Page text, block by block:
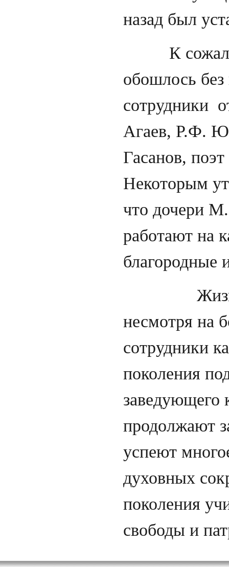
назад был
К
обошлось
сотрудники
Агаев, Р.Ф.
Гасанов,
Некоторым
что дочери
работают на
благородные
Жизнь
несмотря на
сотрудники
поколения
заведующего
продолжают
успеют
духовных
поколения
свободы и